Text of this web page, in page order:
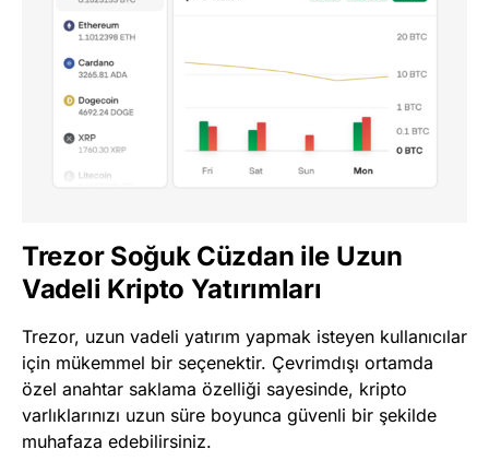
Trezor Soğuk Cüzdan ile Uzun
Vadeli Kripto Yatırımları
Trezor, uzun vadeli yatırım yapmak isteyen kullanıcılar
için mükemmel bir seçenektir. Çevrimdışı ortamda
özel anahtar saklama özelliği sayesinde, kripto
varlıklarınızı uzun süre boyunca güvenli bir şekilde
muhafaza edebilirsiniz.